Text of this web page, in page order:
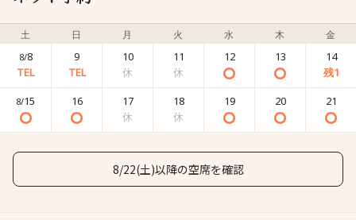
土 日 月 火 水 木 金
8/8 9 10 11 12 13 14
8/15 16 17 18 19 20 21
8/22(土)以降の空席を確認